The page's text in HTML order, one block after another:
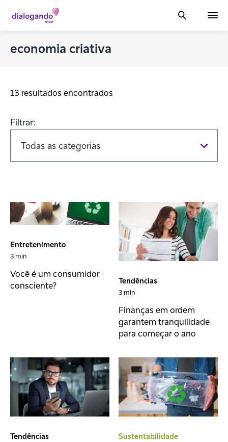
economia criativa
13 resultados encontrados
Filtrar:
Entretenimento
3 min
Você é um consumidor
consciente?
Tendências
3 min
Finanças em ordem
garantem tranquilidade
para começar o ano
Tendências Sustentabilidade